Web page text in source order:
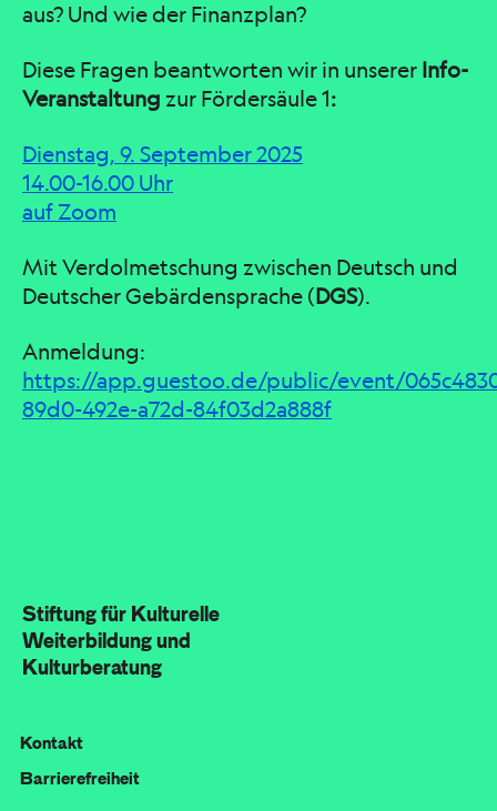
aus? Und wie der Finanzplan?
Diese Fragen beantworten wir in unserer Info-
Veranstaltung zur Fördersäule 1:
Dienstag, 9. September 2025
14.00-16.00 Uhr
auf Zoom
Mit Verdolmetschung zwischen Deutsch und
Deutscher Gebärdensprache (DGS).
Anmeldung:
https://app.guestoo.de/public/event/
89d0-492e-a72d-84f03d2a888f
Stiftung für Kulturelle
Weiterbildung und
Kulturberatung
Kontakt
Barrierefreiheit